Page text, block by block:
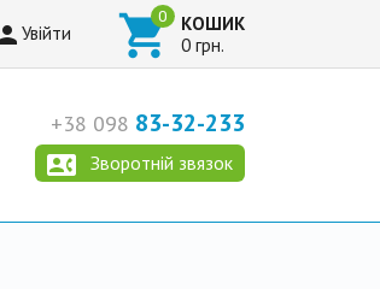
Увійти  КОШИК
0 грн.
+38 098 83-32-233
Зворотній звязок